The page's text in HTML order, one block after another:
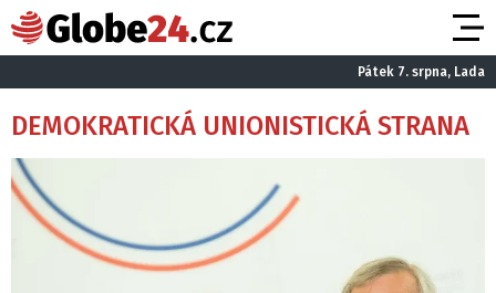
Pátek 7. srpna, Lada
DEMOKRATICKÁ UNIONISTICKÁ STRANA